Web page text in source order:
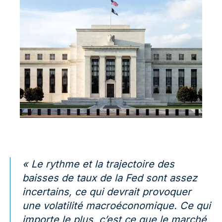
« Le rythme et la trajectoire des
baisses de taux de la Fed sont assez
incertains, ce qui devrait provoquer
une volatilité macroéconomique. Ce qui
importe le plus, c’est ce que le marché